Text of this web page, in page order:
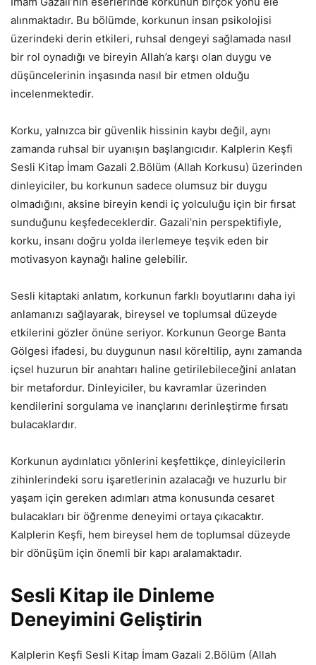
alınmaktadır. Bu bölümde, korkunun insan psikolojisi
üzerindeki derin etkileri, ruhsal dengeyi sağlamada nasıl
bir rol oynadığı ve bireyin Allah’a karşı olan duygu ve
düşüncelerinin inşasında nasıl bir etmen olduğu
incelenmektedir.
Korku, yalnızca bir güvenlik hissinin kaybı değil, aynı
zamanda ruhsal bir uyanışın başlangıcıdır. Kalplerin Keşfi
Sesli Kitap İmam Gazali 2.Bölüm (Allah Korkusu) üzerinden
dinleyiciler, bu korkunun sadece olumsuz bir duygu
olmadığını, aksine bireyin kendi iç yolculuğu için bir fırsat
sunduğunu keşfedeceklerdir. Gazali’nin perspektifiyle,
korku, insanı doğru yolda ilerlemeye teşvik eden bir
motivasyon kaynağı haline gelebilir.
Sesli kitaptaki anlatım, korkunun farklı boyutlarını daha iyi
anlamanızı sağlayarak, bireysel ve toplumsal düzeyde
etkilerini gözler önüne seriyor. Korkunun George Banta
Gölgesi ifadesi, bu duygunun nasıl köreltilip, aynı zamanda
içsel huzurun bir anahtarı haline getirilebileceğini anlatan
bir metafordur. Dinleyiciler, bu kavramlar üzerinden
kendilerini sorgulama ve inançlarını derinleştirme fırsatı
bulacaklardır.
Korkunun aydınlatıcı yönlerini keşfettikçe, dinleyicilerin
zihinlerindeki soru işaretlerinin azalacağı ve huzurlu bir
yaşam için gereken adımları atma konusunda cesaret
bulacakları bir öğrenme deneyimi ortaya çıkacaktır.
Kalplerin Keşfi, hem bireysel hem de toplumsal düzeyde
bir dönüşüm için önemli bir kapı aralamaktadır.
Sesli Kitap ile Dinleme
Deneyimini Geliştirin
Kalplerin Keşfi Sesli Kitap İmam Gazali 2.Bölüm (Allah